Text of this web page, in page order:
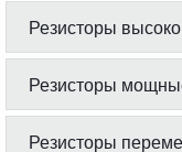
Резисторы
Резисторы
Резисторы